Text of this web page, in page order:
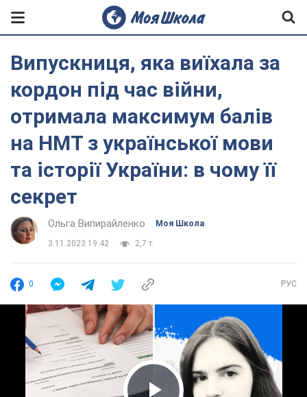
Випускниця, яка виїхала за
кордон під час війни,
отримала максимум балів
на НМТ з української мови
та історії України: в чому її
секрет
Ольга Випирайленко Моя Школа
3.11.2023 19:42 2,7 т.
0 РУС